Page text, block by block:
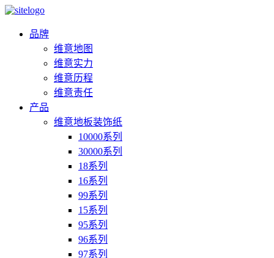
品牌
维意地图
维意实力
维意历程
维意责任
产品
维意地板装饰纸
10000系列
30000系列
18系列
16系列
99系列
15系列
95系列
96系列
97系列